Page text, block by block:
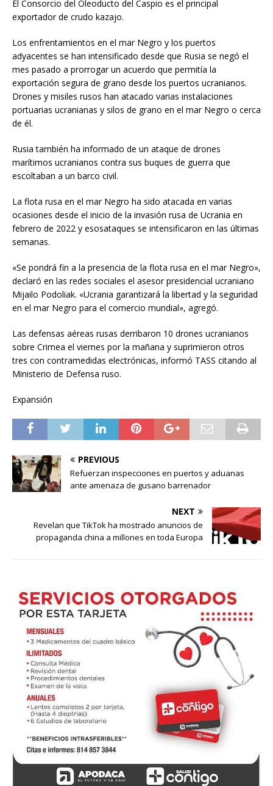
El Consorcio del Oleoducto del Caspio es el principal
exportador de crudo kazajo.
Los enfrentamientos en el mar Negro y los puertos
adyacentes se han intensificado desde que Rusia se negó el
mes pasado a prorrogar un acuerdo que permitía la
exportación segura de grano desde los puertos ucranianos.
Drones y misiles rusos han atacado varias instalaciones
portuarias ucranianas y silos de grano en el mar Negro o cerca
de él.
Rusia también ha informado de un ataque de drones
marítimos ucranianos contra sus buques de guerra que
escoltaban a un barco civil.
La flota rusa en el mar Negro ha sido atacada en varias
ocasiones desde el inicio de la invasión rusa de Ucrania en
febrero de 2022 y esosataques se intensificaron en las últimas
semanas.
«Se pondrá fin a la presencia de la flota rusa en el mar Negro»,
declaró en las redes sociales el asesor presidencial ucraniano
Mijailo Podoliak. «Ucrania garantizará la libertad y la seguridad
en el mar Negro para el comercio mundial», agregó.
Las defensas aéreas rusas derribaron 10 drones ucranianos
sobre Crimea el viernes por la mañana y suprimieron otros
tres con contramedidas electrónicas, informó TASS citando al
Ministerio de Defensa ruso.
Expansión
PREVIOUS
Refuerzan inspecciones en puertos y aduanas
ante amenaza de gusano barrenador
NEXT
Revelan que TikTok ha mostrado anuncios de
propaganda china a millones en toda Europa